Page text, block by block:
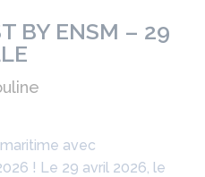
BY ENSM – 29
avec
! Le 29 avril 2026, le